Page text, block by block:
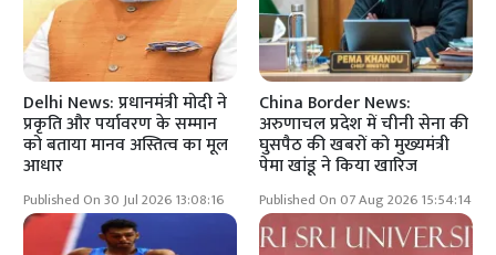
Delhi News: प्रधानमंत्री मोदी ने
प्रकृति और पर्यावरण के सम्मान
को बताया मानव अस्तित्व का मूल
आधार
Published On 30 Jul 2026 13:08:16
China Border News:
अरुणाचल प्रदेश में चीनी सेना की
घुसपैठ की खबरों को मुख्यमंत्री
पेमा खांडू ने किया खारिज
Published On 07 Aug 2026 15:54:14